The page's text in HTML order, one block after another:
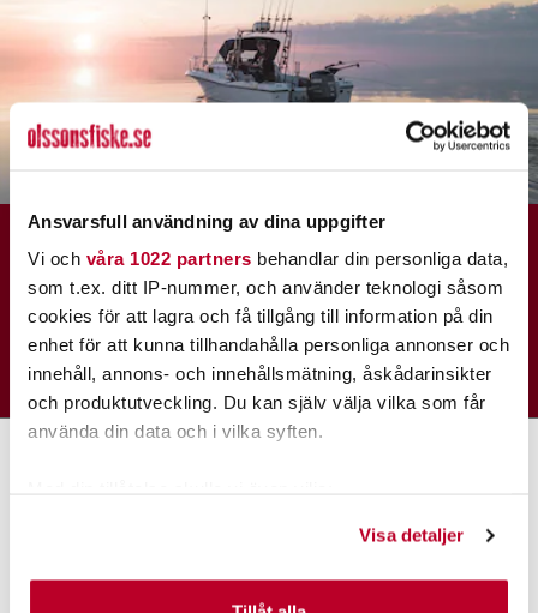
Ansvarsfull användning av dina uppgifter
Vi och våra 1022 partners behandlar din personliga data,
som t.ex. ditt IP-nummer, och använder teknologi såsom
cookies för att lagra och få tillgång till information på din
enhet för att kunna tillhandahålla personliga annonser och
innehåll, annons- och innehållsmätning, åskådarinsikter
och produktutveckling. Du kan själv välja vilka som får
använda din data och i vilka syften.
Identifiera din enhet genom att aktivt skanna den för
specifika kännetecken (fingeravtryck)
Visa detaljer
PRENUMERERA PÅ VÅRT NYHETSBREV
SKICKA